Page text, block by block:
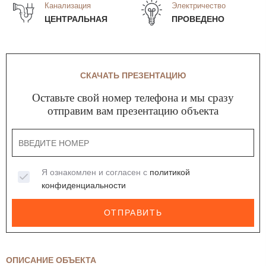
Канализация
ЦЕНТРАЛЬНАЯ
Электричество
ПРОВЕДЕНО
ОПИСАНИЕ ОБЪЕКТА
СКАЧАТЬ ПРЕЗЕНТАЦИЮ
Оставьте свой номер телефона и мы сразу
отправим вам презентацию объекта
Я ознакомлен и согласен с политикой
конфиденциальности
ОТПРАВИТЬ